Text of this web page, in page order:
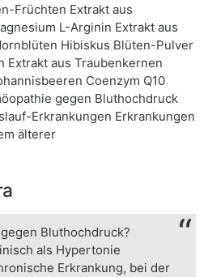
Früchten Extrakt aus
L-Arginin Extrakt aus
Hibiskus Blüten-Pulver
Extrakt aus Traubenkernen
Coenzym Q10
gegen Bluthochdruck
Erkrankungen Erkrankungen
älterer
Bluthochdruck?
als Hypertonie
Erkrankung, bei der